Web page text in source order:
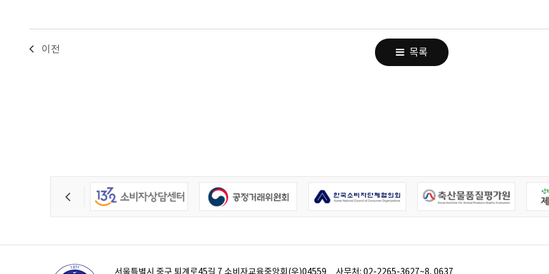
이전 목록
서울특별시 중구 퇴계로45길 7 소비자교육중앙회(우)04559 사무처: 02-2265-3627~8, 0637